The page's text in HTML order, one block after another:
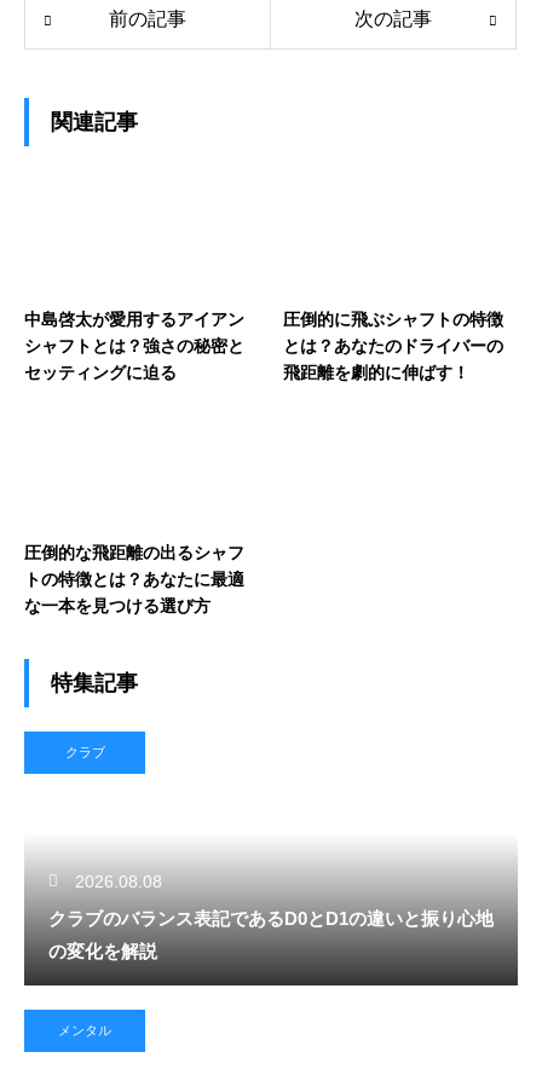
前の記事 次の記事
関連記事
中島啓太が愛用するアイアン
シャフトとは？強さの秘密と
セッティングに迫る
圧倒的に飛ぶシャフトの特徴
とは？あなたのドライバーの
飛距離を劇的に伸ばす！
圧倒的な飛距離の出るシャフ
トの特徴とは？あなたに最適
な一本を見つける選び方
特集記事
クラブ
2026.08.08
クラブのバランス表記であるD0とD1の違いと振り心地
の変化を解説
メンタル